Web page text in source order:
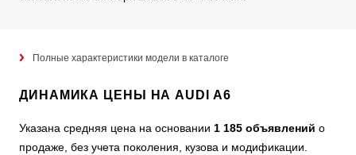
Полные характеристики модели в каталоге
ДИНАМИКА ЦЕНЫ НА AUDI A6
Указана средняя цена на основании 1 185 объявлений о
продаже, без учета поколения, кузова и модификации.